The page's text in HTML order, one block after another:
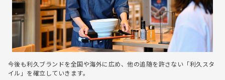
今後も利久ブランドを全国や海外に広め、他の追随を許さない「利久スタ
イル」を確立していきます。